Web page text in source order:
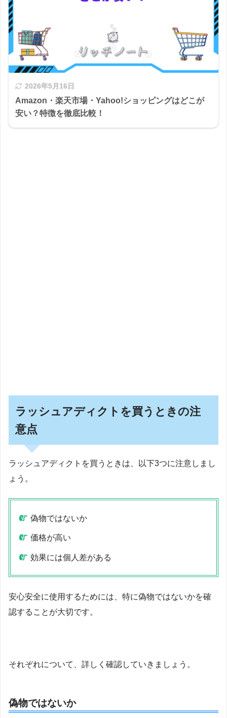
2026年5月16日
Amazon・楽天市場・Yahoo!ショッピングはどこが
安い？特徴を徹底比較！
ラッシュアディクトを買うときの注
意点
ラッシュアディクトを買うときは、以下3つに注意しまし
ょう。
偽物ではないか
価格が高い
効果には個人差がある
安心安全に使用するためには、特に偽物ではないかを確
認することが大切です。
それぞれについて、詳しく確認していきましょう。
偽物ではないか